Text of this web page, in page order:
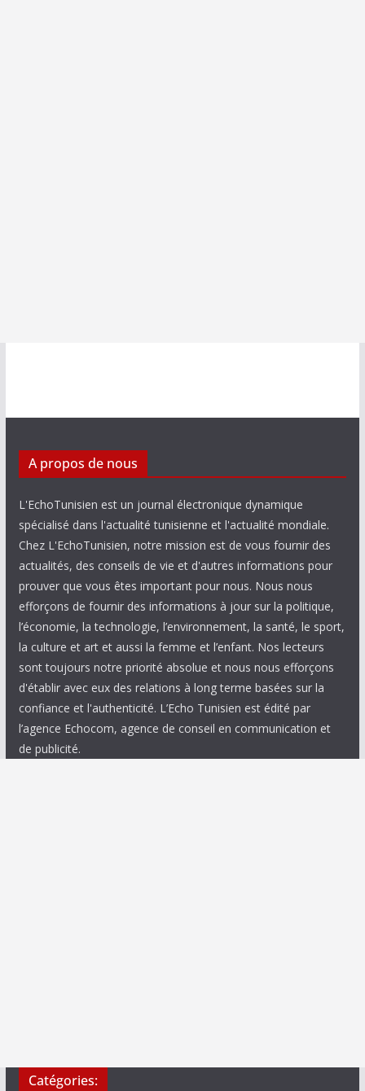
A propos de nous
L'EchoTunisien est un journal électronique dynamique
spécialisé dans l'actualité tunisienne et l'actualité mondiale.
Chez L'EchoTunisien, notre mission est de vous fournir des
actualités, des conseils de vie et d'autres informations pour
prouver que vous êtes important pour nous. Nous nous
efforçons de fournir des informations à jour sur la politique,
l’économie, la technologie, l’environnement, la santé, le sport,
la culture et art et aussi la femme et l’enfant. Nos lecteurs
sont toujours notre priorité absolue et nous nous efforçons
d'établir avec eux des relations à long terme basées sur la
confiance et l'authenticité. L’Echo Tunisien est édité par
l’agence Echocom, agence de conseil en communication et
de publicité.
Catégories: